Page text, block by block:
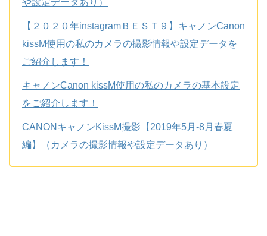
や設定データあり）
【２０２０年instagramＢＥＳＴ９】キャノンCanon
kissM使用の私のカメラの撮影情報や設定データを
ご紹介します！
キャノンCanon kissM使用の私のカメラの基本設定
をご紹介します！
CANONキャノンKissM撮影【2019年5月-8月春夏
編】（カメラの撮影情報や設定データあり）